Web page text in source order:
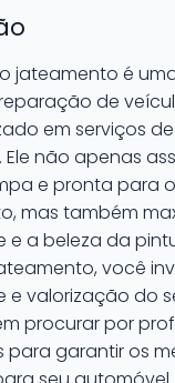
o jateamento é
de
em serviços
não apenas
e pronta para
mas também
e a beleza da
você
e valorização do
procurar por
garantir os